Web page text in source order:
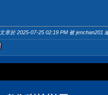
章於 2025-07-25 02:19 PM 被 jenchan201